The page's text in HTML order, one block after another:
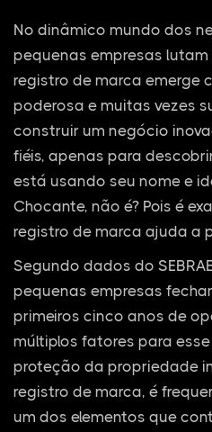
No dinâmico mundo dos
pequenas empresas
registro de marca emerge
poderosa e muitas vezes
construir um negócio
fiéis, apenas para
está usando seu nome e
Chocante, não é? Pois é
registro de marca ajuda a
Segundo dados do
pequenas empresas
primeiros cinco anos de
múltiplos fatores para
proteção da propriedade
registro de marca, é
um dos elementos que